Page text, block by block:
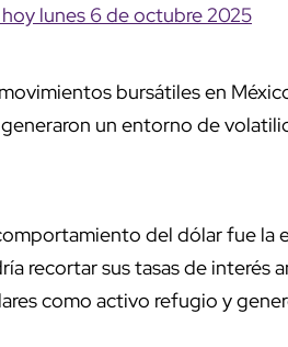
lunes 6 de octubre 2025
bursátiles en
un entorno de
del dólar fue la
recortar sus tasas de interés
como activo refugio y